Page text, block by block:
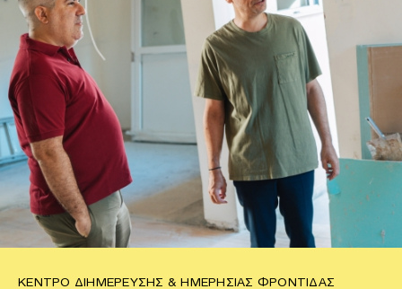
ΚΈΝΤΡΟ ΔΙΗΜΈΡΕΥΣΗΣ & ΗΜΕΡΉΣΙΑΣ ΦΡΟΝΤΊΔΑΣ